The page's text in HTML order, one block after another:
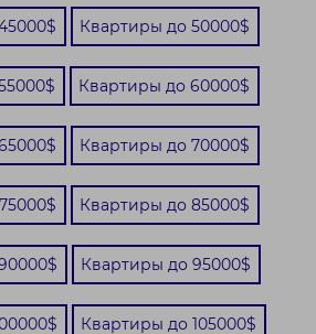
Квартиры до 50000$
Квартиры до 60000$
Квартиры до 70000$
Квартиры до 85000$
Квартиры до 95000$
Квартиры до 105000$